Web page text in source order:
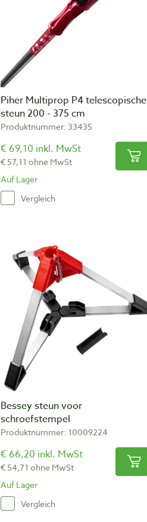
Piher Multiprop P4 telescopische
steun 200 - 375 cm
Produktnummer: 33435
€ 69,10 inkl. MwSt
€ 57,11 ohne MwSt
Auf Lager
Vergleich
Bessey steun voor
schroefstempel
Produktnummer: 10009224
€ 66,20 inkl. MwSt
€ 54,71 ohne MwSt
Auf Lager
Vergleich